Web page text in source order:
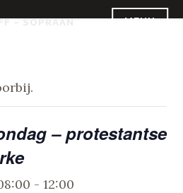
MENU
– protestantse
-12:00